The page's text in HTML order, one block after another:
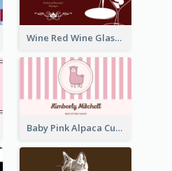
Wine Red Wine Glass Bartender Business Card
Baby Pink Alpaca Cute Illustration Business Card